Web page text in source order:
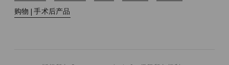
购物 | 手术后产品